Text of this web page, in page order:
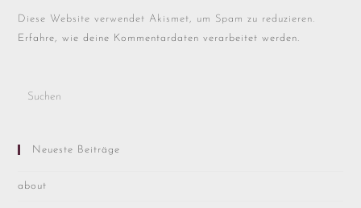
Diese Website verwendet Akismet, um Spam zu reduzieren.
Erfahre, wie deine Kommentardaten verarbeitet werden.
Neueste Beiträge
about